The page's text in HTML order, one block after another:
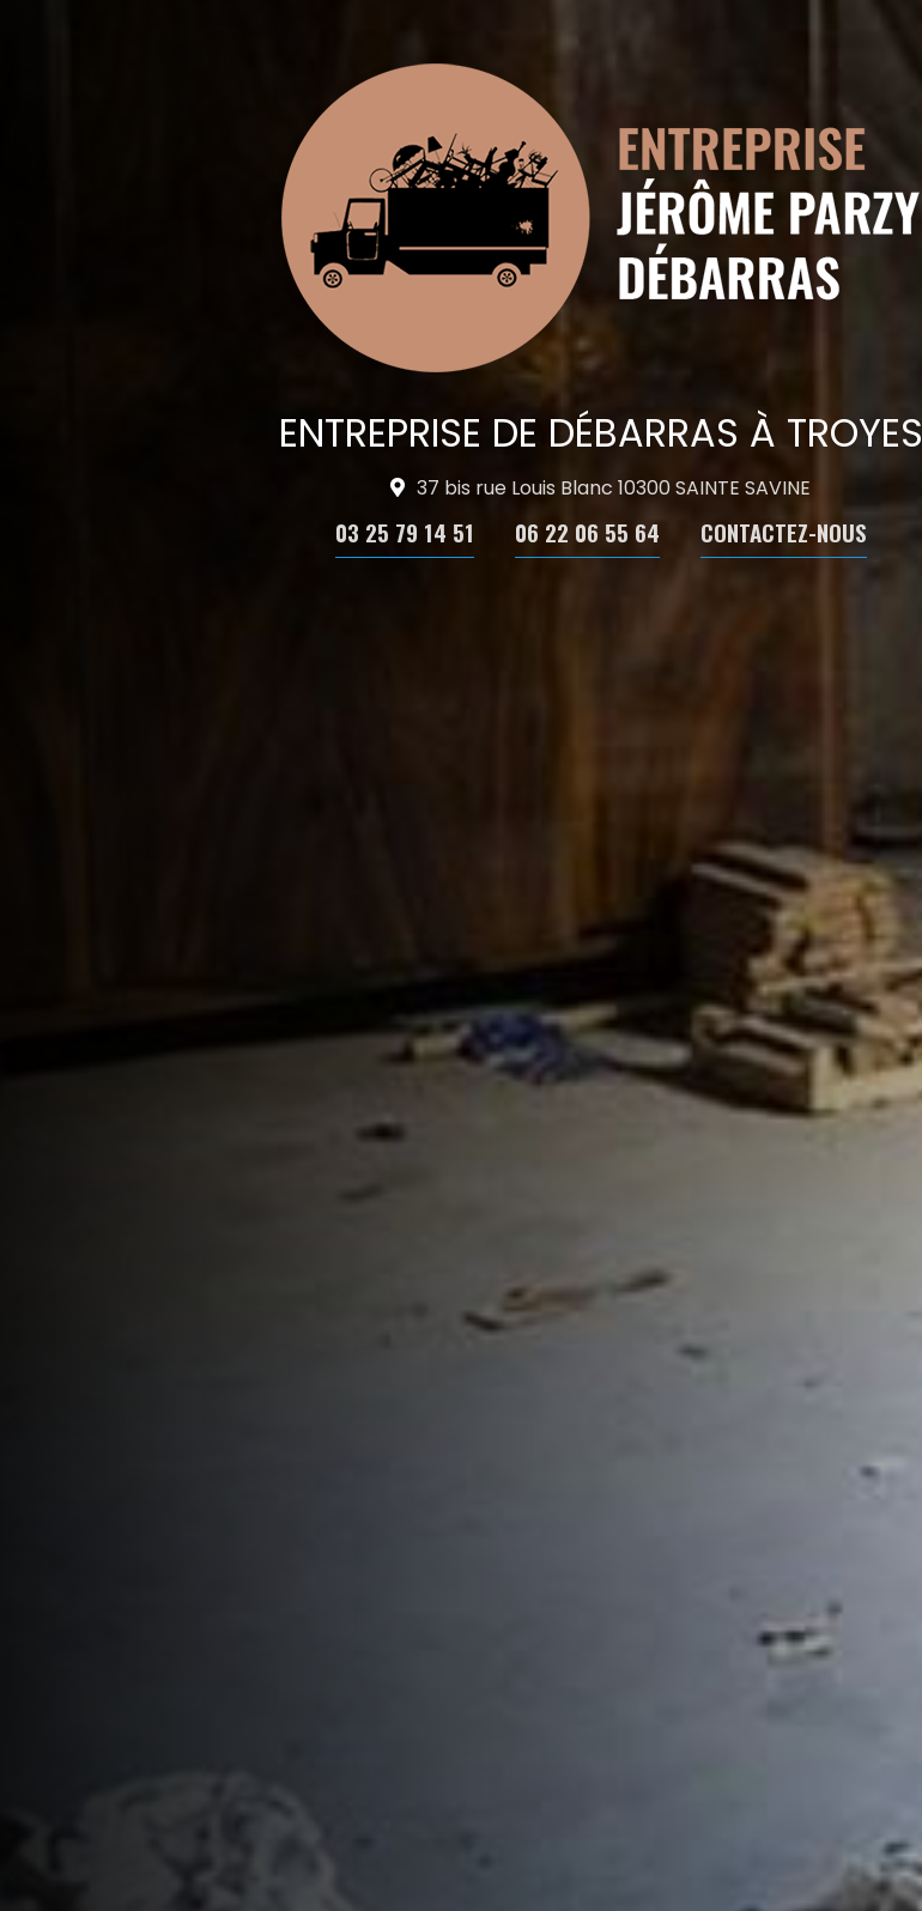
ENTREPRISE DE DÉBARRAS À TROYES
37 bis rue Louis Blanc 10300 SAINTE SAVINE
03 25 79 14 51 06 22 06 55 64 CONTACTEZ-NOUS